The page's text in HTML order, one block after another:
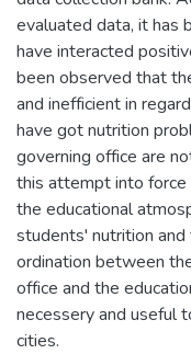
evaluated data, it has
have interacted
been observed that
and inefficient in
have got nutrition
governing office are
this attempt into
the educational
students' nutrition and
ordination between
office and the
necessery and useful
cities.